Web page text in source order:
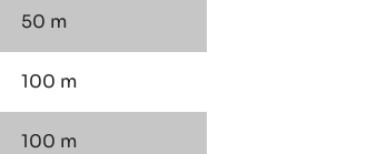
50 m
100 m
100 m